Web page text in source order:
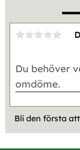
Bli den första